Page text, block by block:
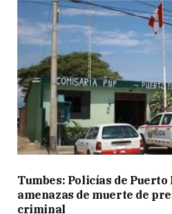
Tumbes: Policías de
amenazas de muerte de
criminal